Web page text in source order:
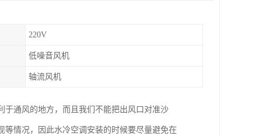
220V
低噪音风机
轴流风机
于通风的地方，而且我们不能把出风口对准沙
情况，因此水冷空调安装的时候要尽量避免在